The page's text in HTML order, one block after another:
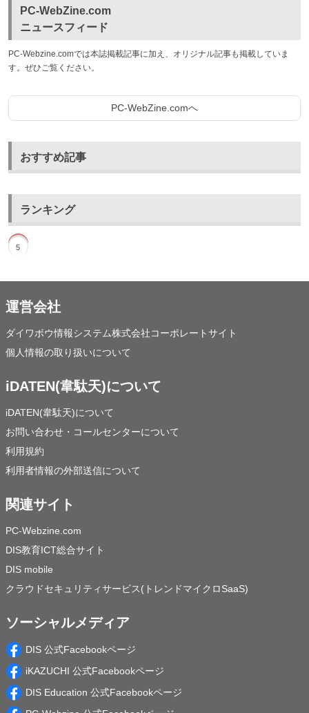
PC-WebZine.com
ニュースフィード
PC-Webzine.comでは本誌掲載記事に加え、オリジナル記事も掲載していま
す。ぜひご覧ください。
PC-WebZine.comへ
おすすめ記事
ランキング
1
2
3
4
5
運営会社
ダイワボウ情報システム株式会社コーポレートサイト
個人情報の取り扱いについて
iDATEN(韋駄天)について
iDATEN(韋駄天)について
お問い合わせ・コールセンターについて
利用規約
利用者情報の外部送信について
関連サイト
PC-Webzine.com
DIS教育ICT総合サイト
DIS mobile
クラウドセキュリティサービス(トレンドマイクロSaaS)
ソーシャルメディア
DIS 公式Facebookページ
iKAZUCHI 公式Facebookページ
DIS Education 公式Facebookページ